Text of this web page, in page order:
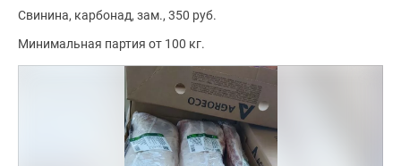
Свинина карбонад зам. 350 руб.
Минимальная партия от 100 кг.